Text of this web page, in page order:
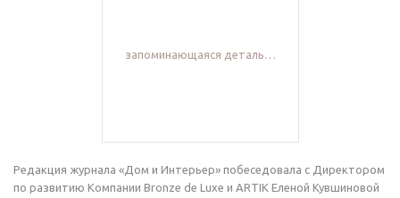
Редакция журнала «Дом и Интерьер» побеседовала с Директором
по развитию Компании Bronze de Luxe и ARTIK Еленой Кувшиновой